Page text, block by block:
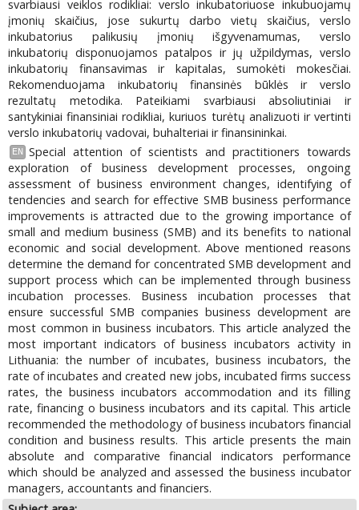
svarbiausi veiklos rodikliai: verslo inkubatoriuose inkubuojamų
įmonių skaičius, jose sukurtų darbo vietų skaičius, verslo
inkubatorius palikusių įmonių išgyvenamumas, verslo
inkubatorių disponuojamos patalpos ir jų užpildymas, verslo
inkubatorių finansavimas ir kapitalas, sumokėti mokesčiai.
Rekomenduojama inkubatorių finansinės būklės ir verslo
rezultatų metodika. Pateikiami svarbiausi absoliutiniai ir
santykiniai finansiniai rodikliai, kuriuos turėtų analizuoti ir vertinti
verslo inkubatorių vadovai, buhalteriai ir finansininkai.
EN
Special attention of scientists and practitioners towards
exploration of business development processes, ongoing
assessment of business environment changes, identifying of
tendencies and search for effective SMB business performance
improvements is attracted due to the growing importance of
small and medium business (SMB) and its benefits to national
economic and social development. Above mentioned reasons
determine the demand for concentrated SMB development and
support process which can be implemented through business
incubation processes. Business incubation processes that
ensure successful SMB companies business development are
most common in business incubators. This article analyzed the
most important indicators of business incubators activity in
Lithuania: the number of incubates, business incubators, the
rate of incubates and created new jobs, incubated firms success
rates, the business incubators accommodation and its filling
rate, financing о business incubators and its capital. This article
recommended the methodology of business incubators financial
condition and business results. This article presents the main
absolute and comparative financial indicators performance
which should be analyzed and assessed the business incubator
managers, accountants and financiers.